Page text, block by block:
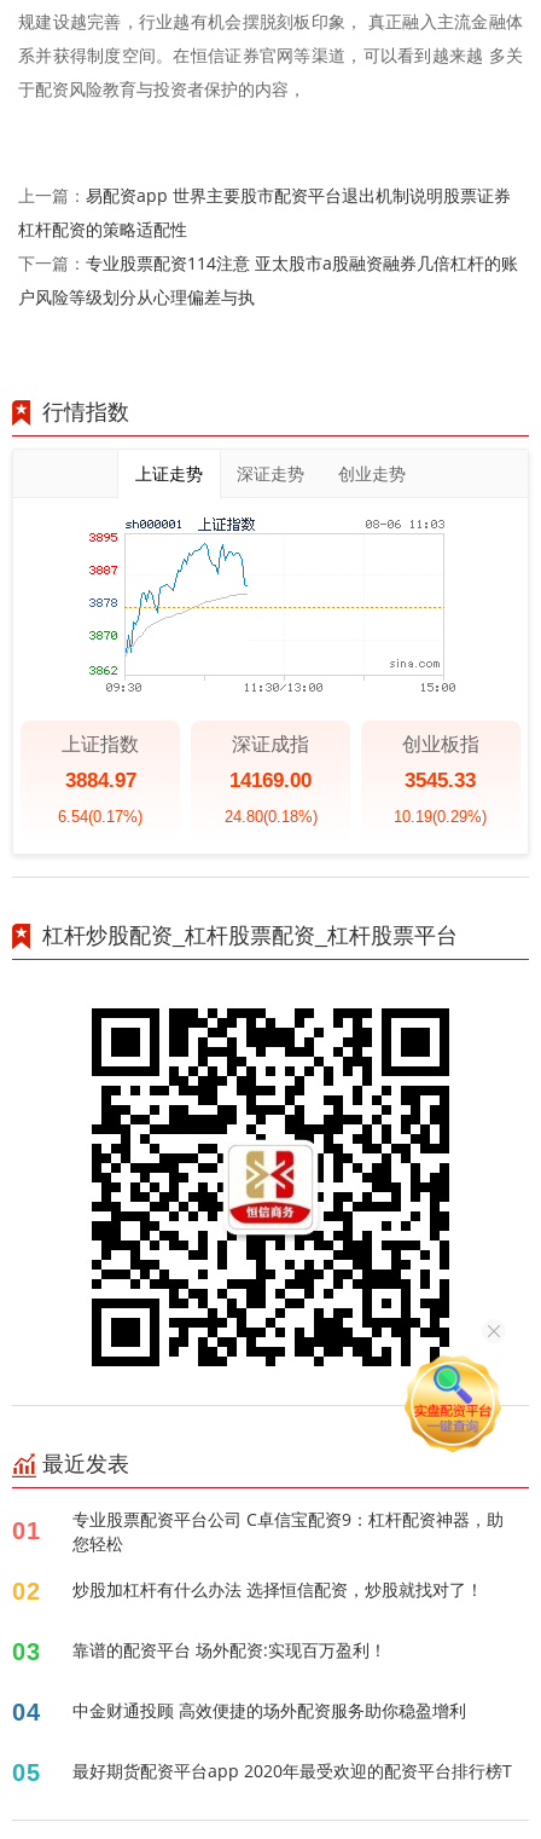
规建设越完善，行业越有机会摆脱刻板印象， 真正融入主流金融体
系并获得制度空间。在恒信证券官网等渠道，可以看到越来越 多关
于配资风险教育与投资者保护的内容，
上一篇： 易配资app 世界主要股市配资平台退出机制说明股票证券
杠杆配资的策略适配性
下一篇： 专业股票配资114注意 亚太股市a股融资融券几倍杠杆的账
户风险等级划分从心理偏差与执
行情指数
上证走势 深证走势 创业走势
上证指数
3884.97
6.54(0.17%)
深证成指
14169.00
24.80(0.18%)
创业板指
3545.33
10.19(0.29%)
杠杆炒股配资_杠杆股票配资_杠杆股票平台
最近发表
01
专业股票配资平台公司 C卓信宝配资9：杠杆配资神器，助
您轻松
02 炒股加杠杆有什么办法 选择恒信配资，炒股就找对了！
03 靠谱的配资平台 场外配资:实现百万盈利！
04 中金财通投顾 高效便捷的场外配资服务助你稳盈增利
05 最好期货配资平台app 2020年最受欢迎的配资平台排行榜T